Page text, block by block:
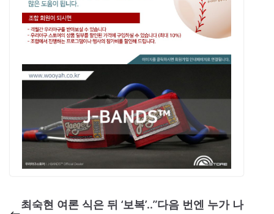
최숙현 여론 식은 뒤 ‘보복’..”다음 번엔 누가 나